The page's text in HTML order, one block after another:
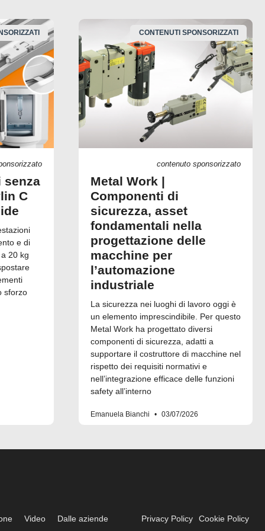
senza
C
e di
20 kg
sforzo
CONTENUTI SPONSORIZZATI
contenuto sponsorizzato
Metal Work |
Componenti di
sicurezza, asset
fondamentali nella
progettazione delle
macchine per
l’automazione
industriale
La sicurezza nei luoghi di lavoro oggi è
un elemento imprescindibile. Per questo
Metal Work ha progettato diversi
componenti di sicurezza, adatti a
supportare il costruttore di macchine nel
rispetto dei requisiti normativi e
nell’integrazione efficace delle funzioni
safety all’interno
Emanuela Bianchi 03/07/2026
Video Dalle aziende Privacy Policy Cookie Policy